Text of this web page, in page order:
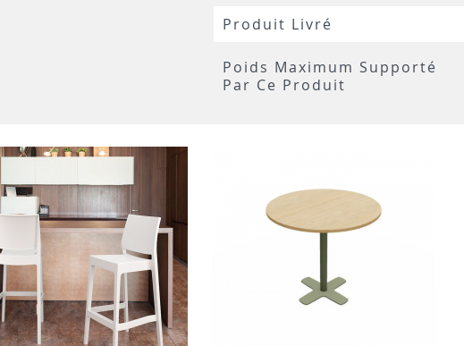
Produit Livré
Poids Maximum Supporté
Par Ce Produit